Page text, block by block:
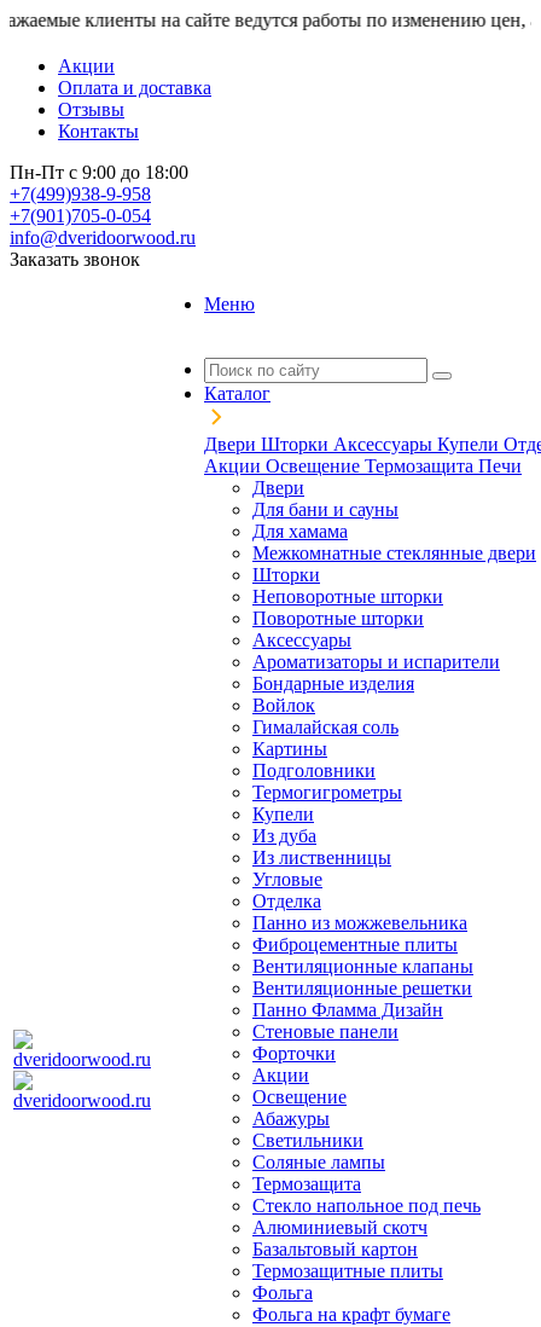
клиенты на сайте ведутся работы по изменению цен,
Акции
Оплата и доставка
Отзывы
Контакты
Пн-Пт с 9:00 до 18:00
+7(499)938-9-958
+7(901)705-0-054
info@dveridoorwood.ru
Заказать звонок
Меню
Каталог
Двери Шторки Аксессуары Купели
Акции Освещение Термозащита Печи
Двери
Для бани и сауны
Для хамама
Межкомнатные стеклянные двери
Шторки
Неповоротные шторки
Поворотные шторки
Аксессуары
Ароматизаторы и испарители
Бондарные изделия
Войлок
Гималайская соль
Картины
Подголовники
Термогигрометры
Купели
Из дуба
Из лиственницы
Угловые
Отделка
Панно из можжевельника
Фиброцементные плиты
Вентиляционные клапаны
Вентиляционные решетки
Панно Фламма Дизайн
Стеновые панели
Форточки
Акции
Освещение
Абажуры
Светильники
Соляные лампы
Термозащита
Стекло напольное под печь
Алюминиевый скотч
Базальтовый картон
Термозащитные плиты
Фольга
Фольга на крафт бумаге